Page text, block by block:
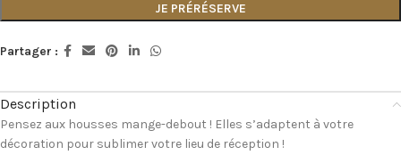
JE PRÉRÉSERVE
Partager :
Description
Pensez aux housses mange-debout ! Elles s’adaptent à votre
décoration pour sublimer votre lieu de réception !